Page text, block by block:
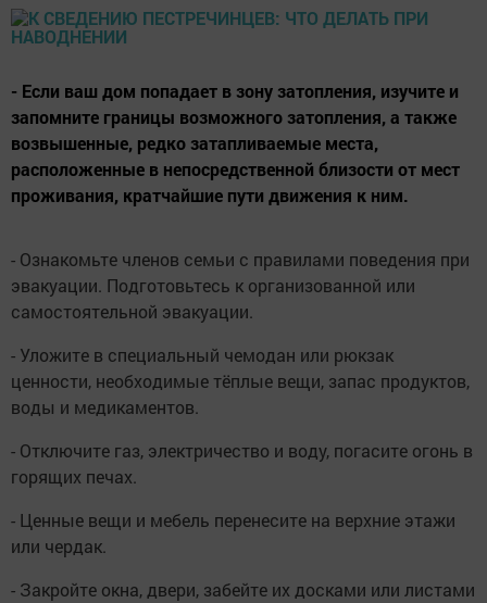
- Если ваш дом попадает в зону затопления, изучите и
запомните границы возможного затопления, а также
возвышенные, редко затапливаемые места,
расположенные в непосредственной близости от мест
проживания, кратчайшие пути движения к ним.
- Ознакомьте членов семьи с правилами поведения при
эвакуации. Подготовьтесь к организованной или
самостоятельной эвакуации.
- Уложите в специальный чемодан или рюкзак
ценности, необходимые тёплые вещи, запас продуктов,
воды и медикаментов.
- Отключите газ, электричество и воду, погасите огонь в
горящих печах.
- Ценные вещи и мебель перенесите на верхние этажи
или чердак.
- Закройте окна, двери, забейте их досками или листами